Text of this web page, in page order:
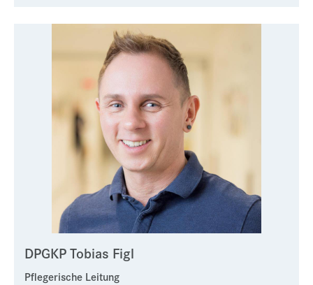
DPGKP Tobias Figl
Pflegerische Leitung